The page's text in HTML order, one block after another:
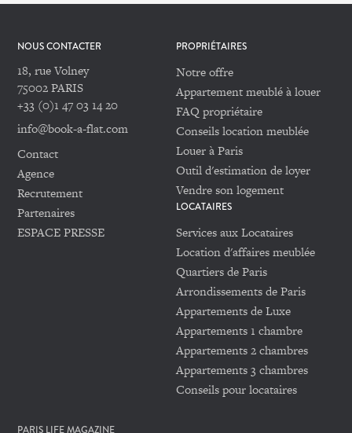
NOUS CONTACTER
18, rue Volney
75002 PARIS
+33 (0)1 47 03 14 20
info@book-a-flat.com
Contact
Agence
Recrutement
Partenaires
ESPACE PRESSE
PROPRIÉTAIRES
Notre offre
Appartement meublé à louer
FAQ propriétaire
Conseils location meublée
Louer à Paris
Outil d'estimation de loyer
Vendre son logement
LOCATAIRES
Services aux Locataires
Location d'affaires meublée
Quartiers de Paris
Arrondissements de Paris
Appartements de Luxe
Appartements 1 chambre
Appartements 2 chambres
Appartements 3 chambres
Conseils pour locataires
PARIS LIFE MAGAZINE